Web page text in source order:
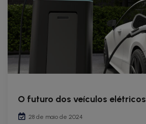
O futuro dos veículos elétricos
28 de maio de 2024